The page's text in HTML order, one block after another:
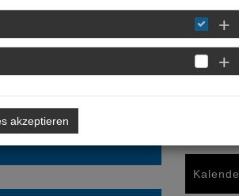
im Bereich
05.
sofort
akzeptieren